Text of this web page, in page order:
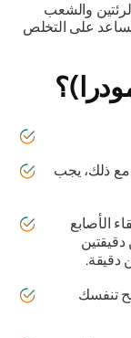
والشعب
على التخلص
ذلك، يجب
الأصابع
تنفسك